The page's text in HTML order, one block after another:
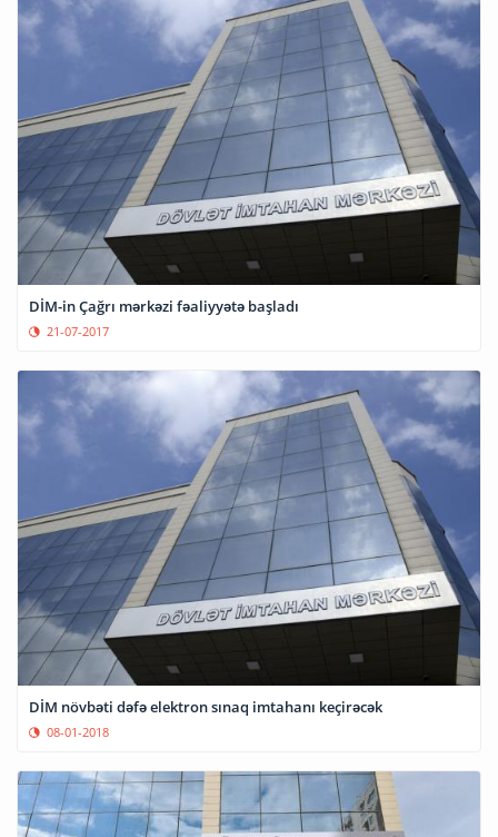
DİM-in Çağrı mərkəzi fəaliyyətə başladı
21-07-2017
DİM növbəti dəfə elektron sınaq imtahanı keçirəcək
08-01-2018